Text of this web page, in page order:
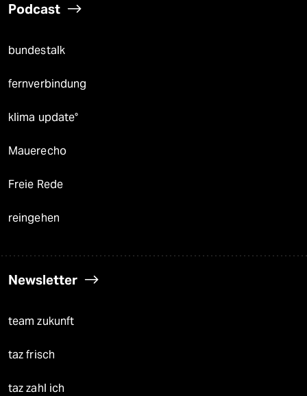
Podcast
bundestalk
fernverbindung
klima update°
Mauerecho
Freie Rede
reingehen
Newsletter
team zukunft
taz frisch
taz zahl ich